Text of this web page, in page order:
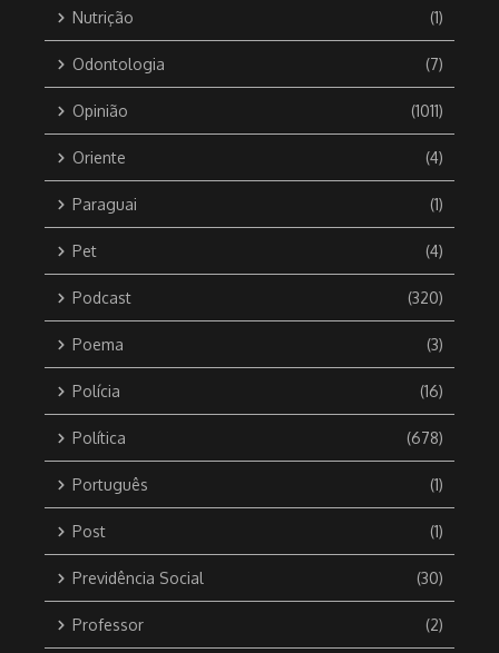
Nutrição (1)
Odontologia (7)
Opinião (1011)
Oriente (4)
Paraguai (1)
Pet (4)
Podcast (320)
Poema (3)
Polícia (16)
Política (678)
Português (1)
Post (1)
Previdência Social (30)
Professor (2)